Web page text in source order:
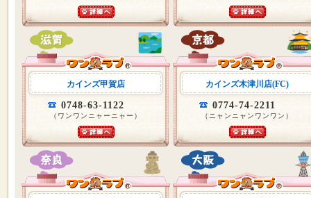
カインズ甲賀店
0748-63-1122
（ワンワンニャーニャー）
カインズ木津川店(FC)
0774-74-2211
（ニャンニャンワンワン）